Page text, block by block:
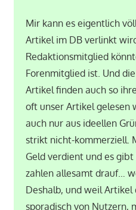
Mir kann es eigentlich
Artikel im DB verlinkt
Redaktionsmitglied
Forenmitglied ist. Und
Artikel finden auch so
oft unser Artikel gelesen
auch nur aus ideellen
strikt nicht-kommerziell.
Geld verdient und es
zahlen allesamt drauf…
Deshalb, und weil
sporadisch von Nutzern,